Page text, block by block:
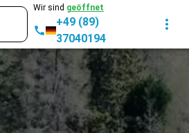
Wir sind geöffnet
+49 (89)
37040194